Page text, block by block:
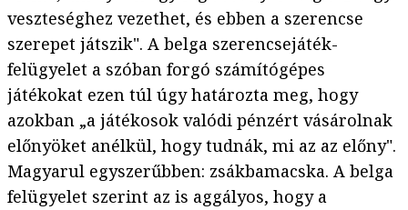
veszteséghez vezethet, és ebben a szerencse
szerepet játszik". A belga szerencsejáték-
felügyelet a szóban forgó számítógépes
játékokat ezen túl úgy határozta meg, hogy
azokban „a játékosok valódi pénzért vásárolnak
előnyöket anélkül, hogy tudnák, mi az az előny".
Magyarul egyszerűbben: zsákbamacska. A belga
felügyelet szerint az is aggályos, hogy a